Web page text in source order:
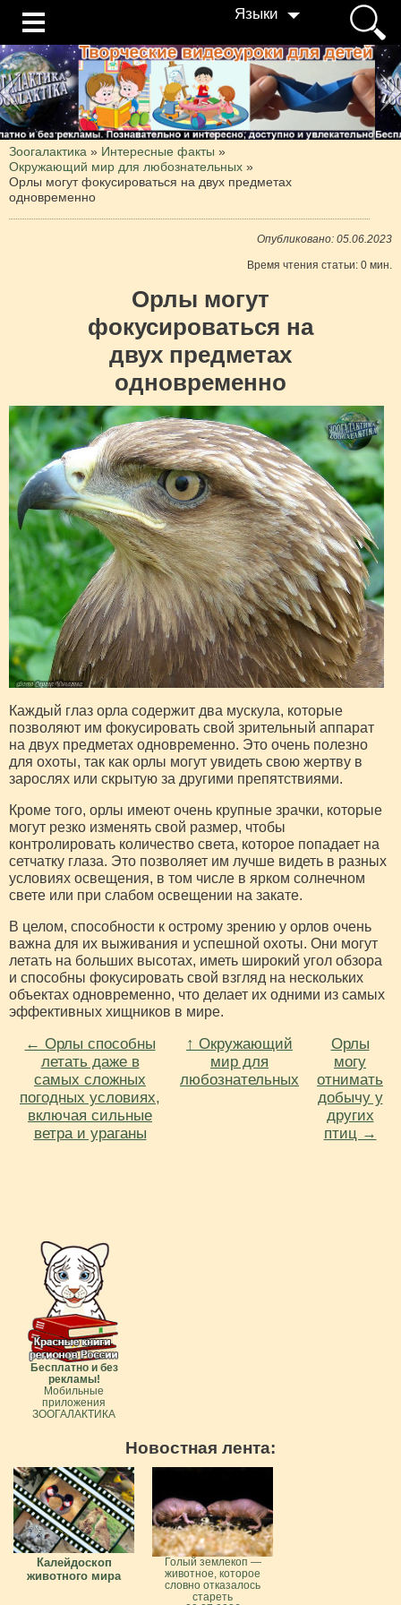
Языки
Зоогалактика » Интересные факты »
Окружающий мир для любознательных »
Орлы могут фокусироваться на двух предметах
одновременно
Опубликовано: 05.06.2023
Время чтения статьи: 0 мин.
Орлы могут
фокусироваться на
двух предметах
одновременно
Каждый глаз орла содержит два мускула, которые
позволяют им фокусировать свой зрительный аппарат
на двух предметах одновременно. Это очень полезно
для охоты, так как орлы могут увидеть свою жертву в
зарослях или скрытую за другими препятствиями.
Кроме того, орлы имеют очень крупные зрачки, которые
могут резко изменять свой размер, чтобы
контролировать количество света, которое попадает на
сетчатку глаза. Это позволяет им лучше видеть в разных
условиях освещения, в том числе в ярком солнечном
свете или при слабом освещении на закате.
В целом, способности к острому зрению у орлов очень
важна для их выживания и успешной охоты. Они могут
летать на больших высотах, иметь широкий угол обзора
и способны фокусировать свой взгляд на нескольких
объектах одновременно, что делает их одними из самых
эффективных хищников в мире.
← Орлы способны
летать даже в
самых сложных
погодных условиях,
включая сильные
ветра и ураганы
↑ Окружающий
мир для
любознательных
Орлы
могу
отнимать
добычу у
других
птиц →
Бесплатно и без
рекламы!
Мобильные
приложения
ЗООГАЛАКТИКА
Новостная лента:
Калейдоскоп
животного мира
Голый землекоп —
животное, которое
словно отказалось
стареть